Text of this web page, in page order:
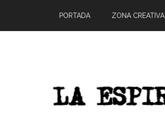
PORTADA ZONA CREATIVA